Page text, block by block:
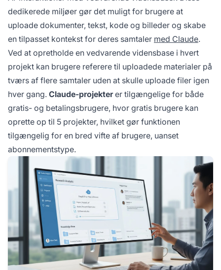
en kontekstuelt bevidst assistent, der er
skræddersyet til specifikke behov og
proprietær viden.
dedikerede miljøer gør det muligt for brugere at
uploade dokumenter, tekst, kode og billeder og skabe
en tilpasset kontekst for deres samtaler med Claude.
Ved at opretholde en vedvarende vidensbase i hvert
projekt kan brugere referere til uploadede materialer på
tværs af flere samtaler uden at skulle uploade filer igen
hver gang. Claude-projekterer tilgængelige for både
gratis- og betalingsbrugere, hvor gratis brugere kan
oprette op til 5 projekter, hvilket gør funktionen
tilgængelig for en bred vifte af brugere, uanset
abonnementstype.